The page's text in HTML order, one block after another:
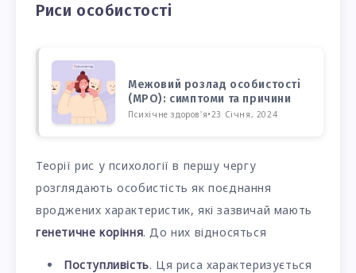
Риси особистості
Межовий розлад особистості
(МРО): симптоми та причини
Психічне здоров'я•23 Січня, 2024
Теорії рис у психології в першу чергу
розглядають особистість як поєднання
вроджених характеристик, які зазвичай мають
генетичне коріння. До них відносяться
Поступливість. Ця риса характеризується